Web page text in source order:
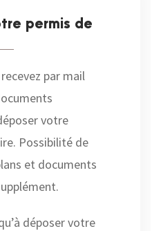
permis de
par mail
votre
Possibilité de
et documents
déposer votre